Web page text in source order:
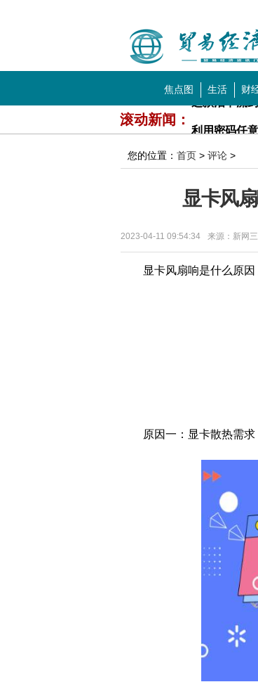
焦点图 生活 财
科技
滚动新闻：
为什么校园
中信金属、
媒体:张继科
陈睿曾称哔
这款治甲流
您的位置： 首页 > 评论 >
显卡风
2023-04-11 09:54:34 来源：新网
显卡风扇响是什么原
原因一：显卡散热需求